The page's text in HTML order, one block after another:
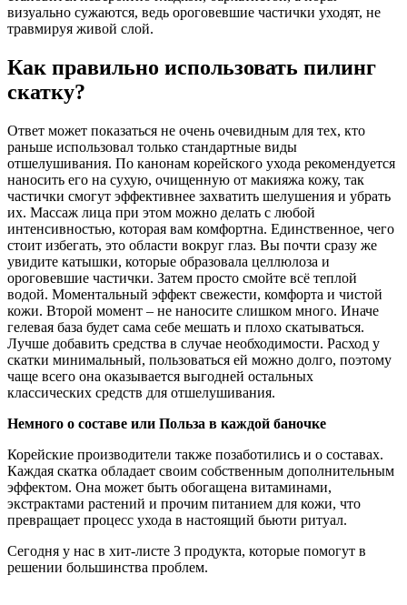
визуально сужаются, ведь ороговевшие частички уходят, не
травмируя живой слой.
Как правильно использовать пилинг
скатку?
Ответ может показаться не очень очевидным для тех, кто
раньше использовал только стандартные виды
отшелушивания. По канонам корейского ухода рекомендуется
наносить его на сухую, очищенную от макияжа кожу, так
частички смогут эффективнее захватить шелушения и убрать
их. Массаж лица при этом можно делать с любой
интенсивностью, которая вам комфортна. Единственное, чего
стоит избегать, это области вокруг глаз. Вы почти сразу же
увидите катышки, которые образовала целлюлоза и
ороговевшие частички. Затем просто смойте всё теплой
водой. Моментальный эффект свежести, комфорта и чистой
кожи. Второй момент – не наносите слишком много. Иначе
гелевая база будет сама себе мешать и плохо скатываться.
Лучше добавить средства в случае необходимости. Расход у
скатки минимальный, пользоваться ей можно долго, поэтому
чаще всего она оказывается выгодней остальных
классических средств для отшелушивания.
Немного о составе или Польза в каждой баночке
Корейские производители также позаботились и о составах.
Каждая скатка обладает своим собственным дополнительным
эффектом. Она может быть обогащена витаминами,
экстрактами растений и прочим питанием для кожи, что
превращает процесс ухода в настоящий бьюти ритуал.
Сегодня у нас в хит-листе 3 продукта, которые помогут в
решении большинства проблем.